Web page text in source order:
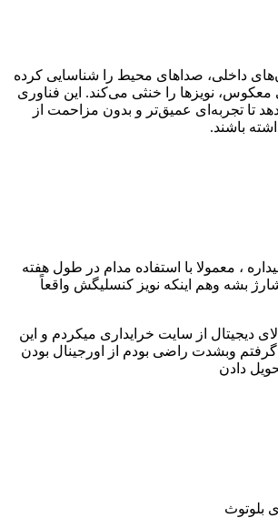
داخلی، صداهای محیط را شناسایی کرده
معکوس، نویزها را خنثی می‌کند. این فناوری
تا تجربه‌ای عمیق‌تر و بدون مزاحمت از
باشند.
، معمولا با استفاده مدام در طول هفته
باشه 2بار شارژ بشه وهم اینکه نویز کنسلیگش واقعاً
دیجیتال از سایت خرایداری میکردم و این
وبشدت راضی بودم از اورجینال بودن
دادن
بلوتوث